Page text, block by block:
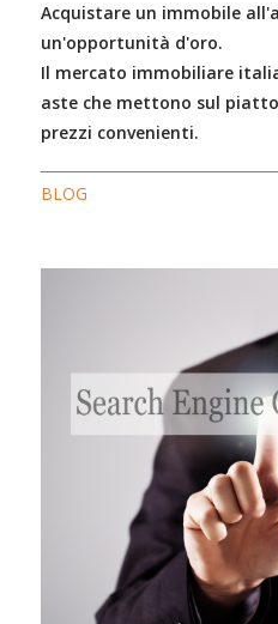
Acquistare un immobile
un'opportunità d'oro.
Il mercato immobiliare
aste che mettono sul
prezzi convenienti.
BLOG